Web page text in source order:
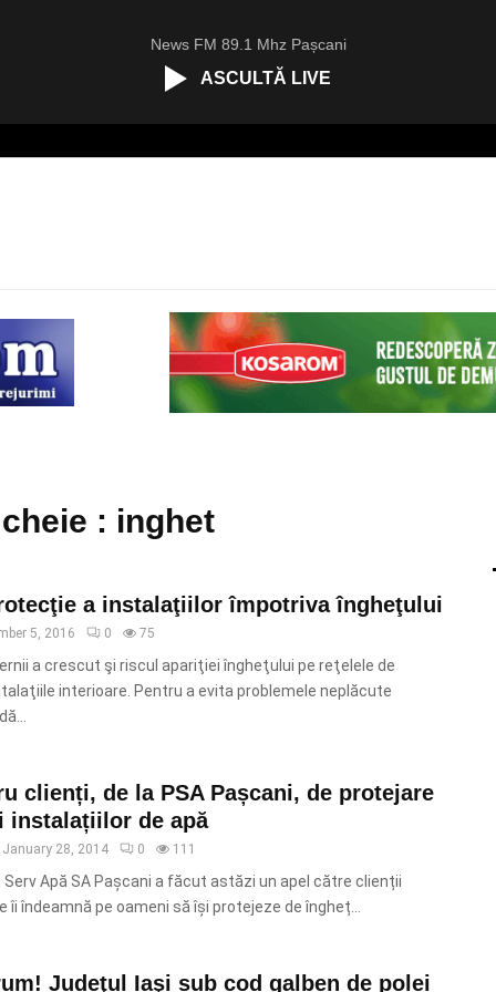
News FM 89.1 Mhz Pașcani
ASCULTĂ LIVE
: inghet
a instalaţiilor împotriva îngheţului
5, 2016 0 75
a crescut şi riscul apariţiei îngheţului pe reţelele de
interioare. Pentru a evita problemele neplăcute
clienți, de la PSA Pașcani, de protejare
instalațiilor de apă
January 28, 2014 0 111
Apă SA Pașcani a făcut astăzi un apel către clienții
îi îndeamnă pe oameni să își protejeze de îngheț...
Judeţul Iaşi sub cod galben de polei